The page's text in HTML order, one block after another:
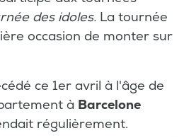
des idoles. La tournée
occasion de monter sur
ce 1er avril à l'âge de
à Barcelone
régulièrement.